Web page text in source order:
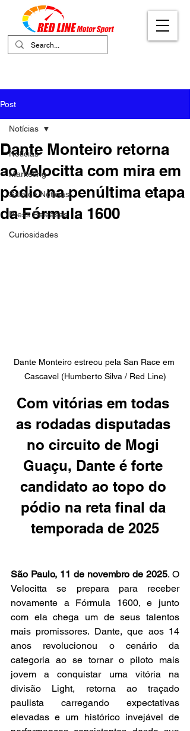
Post
Notícias
Marketing
Sala de Notícias
Press Releases
Curiosidades
Notícias
Dante Monteiro retorna
ao Velocitta com mira em
pódio na penúltima etapa
da Fórmula 1600
Dante Monteiro estreou pela San Race em
Cascavel (Humberto Silva / Red Line)
Com vitórias em todas
as rodadas disputadas
no circuito de Mogi
Guaçu, Dante é forte
candidato ao topo do
pódio na reta final da
temporada de 2025
São Paulo, 11 de novembro de 2025. O
Velocitta se prepara para receber
novamente a Fórmula 1600, e junto
com ela chega um de seus talentos
mais promissores. Dante, que aos 14
anos revolucionou o cenário da
categoria ao se tornar o piloto mais
jovem a conquistar uma vitória na
divisão Light, retorna ao traçado
paulista carregando expectativas
elevadas e um histórico invejável de